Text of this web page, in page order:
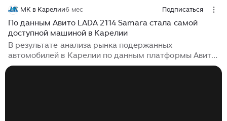
МК в Карелии6 мес Подписаться
По данным Авито LADA 2114 Samara стала самой
доступной машиной в Карелии
В результате анализа рынка подержанных
автомобилей в Карелии по данным платформы Авито
Авто выявлено, что цены на ряд популярных моделей